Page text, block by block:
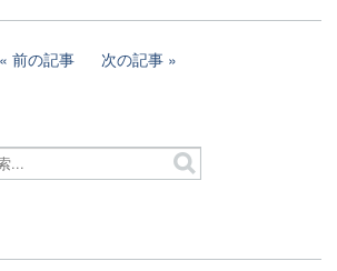
前の記事 次の記事